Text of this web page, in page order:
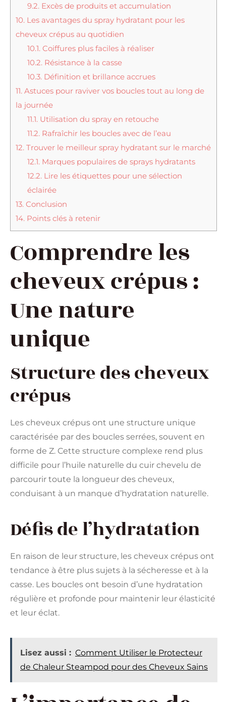
9.2. Excès de produits et accumulation
10. Les avantages du spray hydratant pour les
cheveux crépus au quotidien
10.1. Coiffures plus faciles à réaliser
10.2. Résistance à la casse
10.3. Définition et brillance accrues
11. Astuces pour raviver vos boucles tout au long de
la journée
11.1. Utilisation du spray en retouche
11.2. Rafraîchir les boucles avec de l’eau
12. Trouver le meilleur spray hydratant sur le marché
12.1. Marques populaires de sprays hydratants
12.2. Lire les étiquettes pour une sélection
éclairée
13. Conclusion
14. Points clés à retenir
Comprendre les
cheveux crépus :
Une nature
unique
Structure des cheveux
crépus
Les cheveux crépus ont une structure unique
caractérisée par des boucles serrées, souvent en
forme de Z. Cette structure complexe rend plus
difficile pour l’huile naturelle du cuir chevelu de
parcourir toute la longueur des cheveux,
conduisant à un manque d’hydratation naturelle.
Défis de l’hydratation
En raison de leur structure, les cheveux crépus ont
tendance à être plus sujets à la sécheresse et à la
casse. Les boucles ont besoin d’une hydratation
régulière et profonde pour maintenir leur élasticité
et leur éclat.
Lisez aussi : Comment Utiliser le Protecteur
de Chaleur Steampod pour des Cheveux Sains